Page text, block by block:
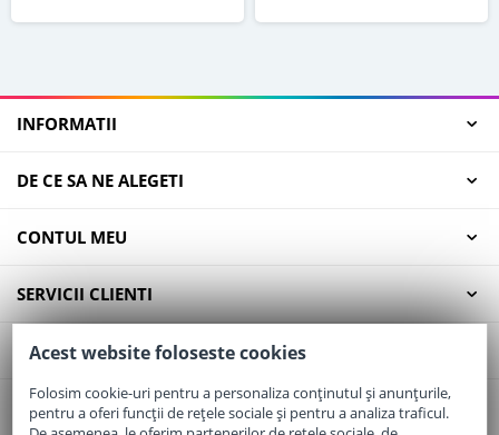
INFORMATII
DE CE SA NE ALEGETI
CONTUL MEU
SERVICII CLIENTI
CONTACT
Email:office@elaptepraf.ro
Acest website foloseste cookies
Folosim cookie-uri pentru a personaliza conținutul și anunțurile,
pentru a oferi funcții de rețele sociale și pentru a analiza traficul.